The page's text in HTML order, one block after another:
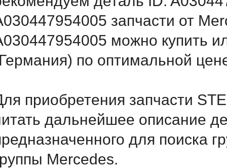
запчасти от
можно купить
по оптимальной
приобретения запчасти
дальнейшее описание
для поиска
Mercedes.